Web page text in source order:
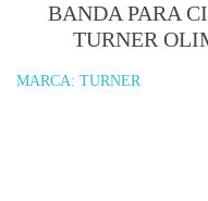
BANDA PARA
TURNER
MARCA: TURNER